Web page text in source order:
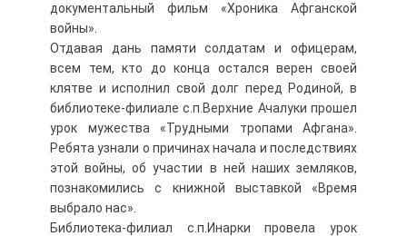
документальный фильм «Хроника Афганской
войны».
Отдавая дань памяти солдатам и офицерам,
всем тем, кто до конца остался верен своей
клятве и исполнил свой долг перед Родиной, в
библиотеке-филиале с.п.Верхние Ачалуки прошел
урок мужества «Трудными тропами Афгана».
Ребята узнали о причинах начала и последствиях
этой войны, об участии в ней наших земляков,
познакомились с книжной выставкой «Время
выбрало нас».
Библиотека-филиал с.п.Инарки провела урок